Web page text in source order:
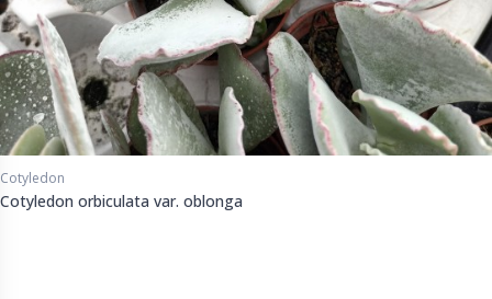
Cotyledon
Cotyledon orbiculata var. oblonga